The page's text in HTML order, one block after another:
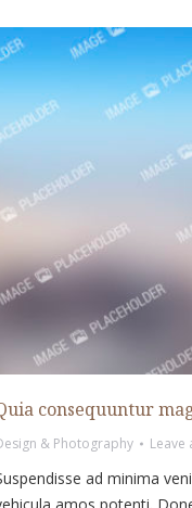
consequuntur
& Photography Leave
ad minima